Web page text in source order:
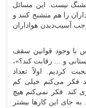
نیست. این مسائل
را هم متشنج کنند و
آسیب‌دیدن هواداران
با وجود قوانین سقف
و ... رقابت کند؟»،
کردیم. اولاً تعداد
فکر می‌کنم خیلی کم
کند. فکر نمی‌کنم هیچ
جای این کارها بیشتر